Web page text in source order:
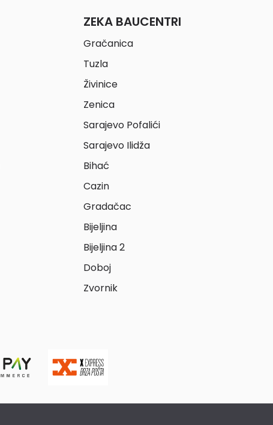
ZEKA BAUCENTRI
Gračanica
Tuzla
Živinice
Zenica
Sarajevo Pofalići
Sarajevo Ilidža
Bihać
Cazin
Gradačac
Bijeljina
Bijeljina 2
Doboj
Zvornik